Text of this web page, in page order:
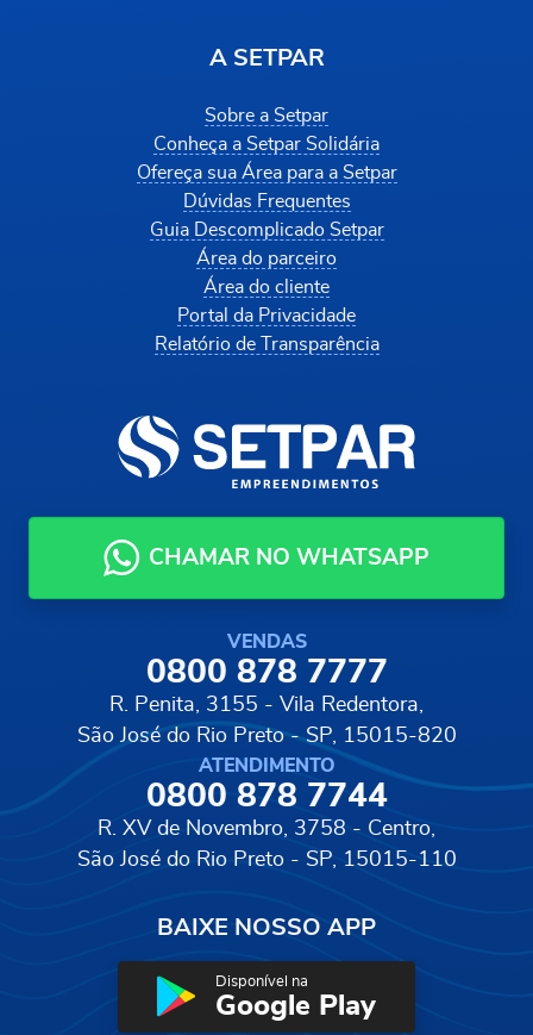
A SETPAR
Sobre a Setpar
Conheça a Setpar Solidária
Ofereça sua Área para a Setpar
Dúvidas Frequentes
Guia Descomplicado Setpar
Área do parceiro
Área do cliente
Portal da Privacidade
Relatório de Transparência
CHAMAR NO WHATSAPP
VENDAS
0800 878 7777
R. Penita, 3155 - Vila Redentora,
São José do Rio Preto - SP, 15015-820
ATENDIMENTO
0800 878 7744
R. XV de Novembro, 3758 - Centro,
São José do Rio Preto - SP, 15015-110
BAIXE NOSSO APP
Disponível na
Google Play